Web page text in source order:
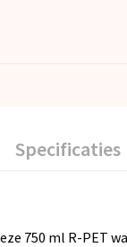
Specificaties
750 ml R-PET